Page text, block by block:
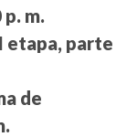
p. m.
etapa, parte
de